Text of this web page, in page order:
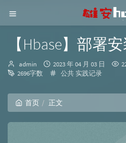
【Hbase】部署
博
主：
admin
发
布
2023 年 04 月 03 日
2696字数
分
公共实践记录
首页 正文